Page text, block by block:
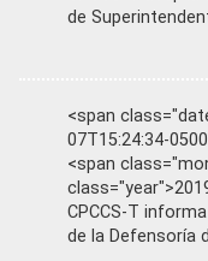
de
<span
07T15:24:34-
<span
CPCCS-T
de la Defensoría